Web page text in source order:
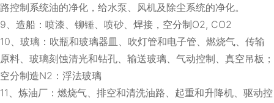
路控制系统油的净化，给水泵、风机及除尘系统的净化。
9、造船：喷漆、铆锤、喷砂、焊接，空分制O2, CO2
10、玻璃：吹瓶和玻璃器皿、吹灯管和电子管、燃烧气、传输
原料、玻璃刻蚀清光和钻孔、输送玻璃、气动控制、真空吊板；
空分制造N2：浮法玻璃
11、炼油厂：燃烧气、排空和清洗油路、起重和升降机、驱动控